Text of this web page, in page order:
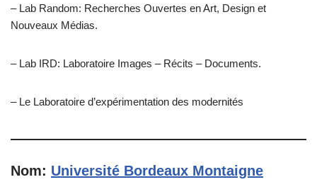
– Lab Random: Recherches Ouvertes en Art, Design et
Nouveaux Médias.
– Lab IRD: Laboratoire Images – Récits – Documents.
– Le Laboratoire d’expérimentation des modernités
Nom: Université Bordeaux Montaigne